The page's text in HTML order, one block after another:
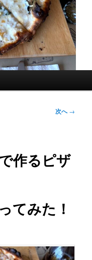
次へ→
作るピザ
てみた！